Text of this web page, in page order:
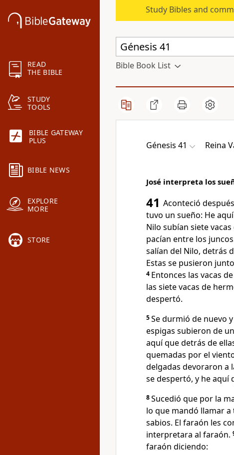
READ
THE BIBLE
STUDY
TOOLS
BIBLE GATEWAY
PLUS
BIBLE NEWS
EXPLORE
MORE
STORE
Study Bibles and
Bible Book List
Génesis 41 Reina
José interpreta los
41 Aconteció
tuvo un sueño: He
Nilo subían siete
pacían entre los
salían del Nilo, detrás
Estas se pusieron
4 Entonces las vacas
las siete vacas de
despertó.
5Se durmió de nuevo
espigas subieron de
aquí que detrás de
quemadas por el
delgadas devoraron a
se despertó, y he aquí
8Sucedió que por la
lo que mandó llamar
sabios. El faraón les
interpretara al faraón.
faraón diciendo: